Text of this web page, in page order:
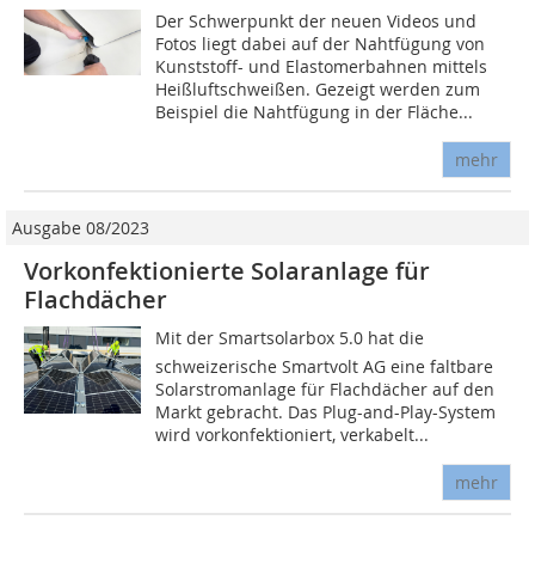
Der Schwerpunkt der neuen Videos und
Fotos liegt dabei auf der Nahtfügung von
Kunststoff- und Elastomerbahnen mittels
Heißluftschweißen. Gezeigt werden zum
Beispiel die Nahtfügung in der Fläche...
mehr
Ausgabe 08/2023
Vorkonfektionierte Solaranlage für
Flachdächer
Mit der Smartsolarbox 5.0 hat die
schweizerische Smartvolt AG eine faltbare
Solarstromanlage für Flachdächer auf den
Markt gebracht. Das Plug-and-Play-System
wird vorkonfektioniert, verkabelt...
mehr